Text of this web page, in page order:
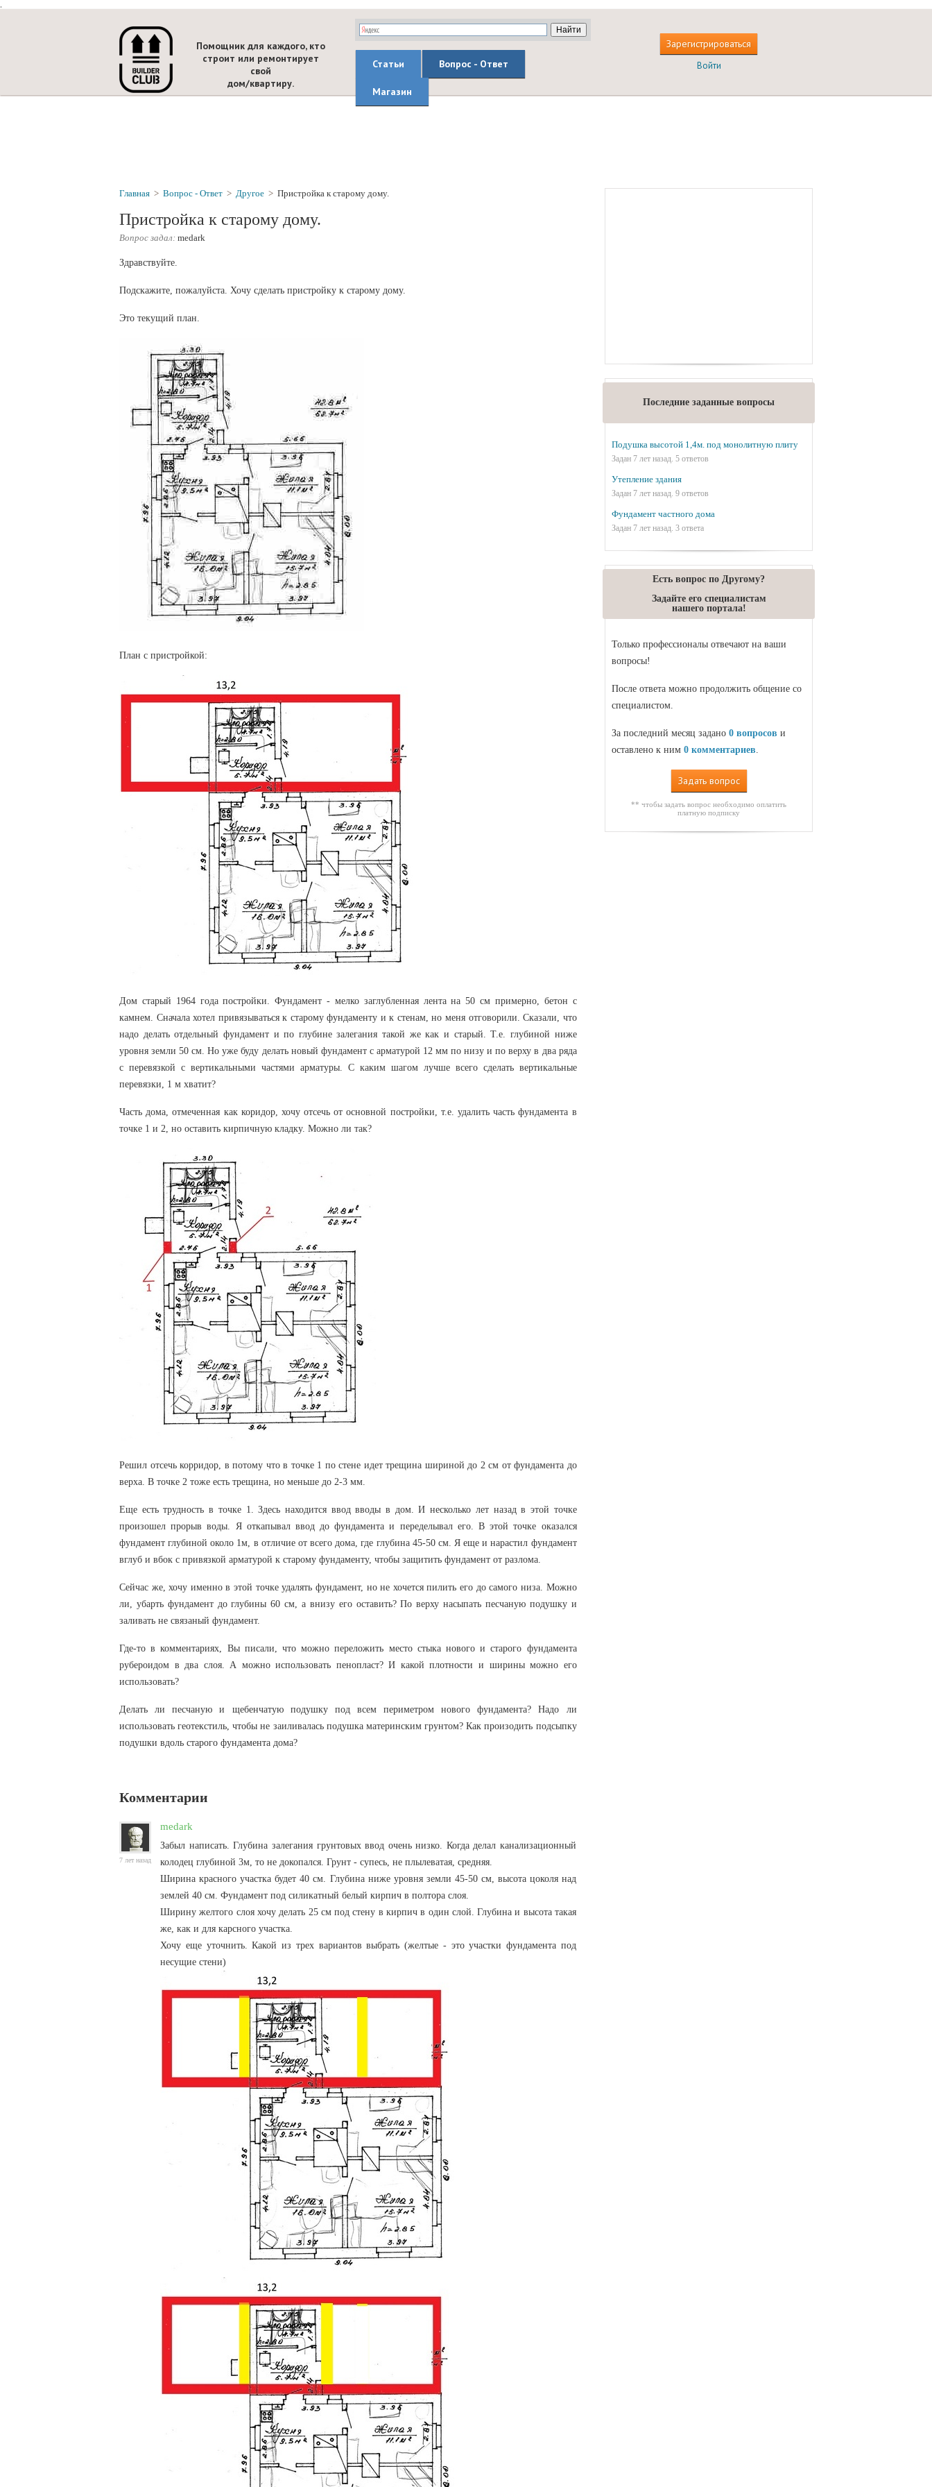
.
Зарегистрироваться
Войти
Помощник для каждого, кто
строит или ремонтирует
свой
дом/квартиру.
Статьи Вопрос - Ответ
Магазин
Последние заданные вопросы
Подушка высотой 1,4м. под монолитную плиту
Задан 7 лет назад. 5 ответов
Утепление здания
Задан 7 лет назад. 9 ответов
Фундамент частного дома
Задан 7 лет назад. 3 ответа
Есть вопрос по Другому?
Задайте его специалистам
нашего портала!
Только профессионалы отвечают на ваши
вопросы!
После ответа можно продолжить общение со
специалистом.
За последний месяц задано 0 вопросов и
оставлено к ним 0 комментариев
Задать вопрос
** чтобы задать вопрос необходимо оплатить
платную подписку
Главная > Вопрос - Ответ > Другое > Пристройка к старому дому.
Пристройка к старому дому.
Вопрос задал: medark
Здравствуйте.
Подскажите, пожалуйста. Хочу сделать пристройку к старому дому.
Это текущий план.
План с пристройкой:
Дом старый 1964 года постройки. Фундамент - мелко заглубленная лента на 50 см примерно, бетон с
камнем. Сначала хотел привязываться к старому фундаменту и к стенам, но меня отговорили. Сказали, что
надо делать отдельный фундамент и по глубине залегания такой же как и старый. Т.е. глубиной ниже
уровня земли 50 см. Но уже буду делать новый фундамент с арматурой 12 мм по низу и по верху в два ряда
с перевязкой с вертикальными частями арматуры. С каким шагом лучше всего сделать вертикальные
перевязки, 1 м хватит?
Часть дома, отмеченная как коридор, хочу отсечь от основной постройки, т.е. удалить часть фундамента в
точке 1 и 2, но оставить кирпичную кладку. Можно ли так?
Решил отсечь корридор, в потому что в точке 1 по стене идет трещина шириной до 2 см от фундамента до
верха. В точке 2 тоже есть трещина, но меньше до 2-3 мм.
Еще есть трудность в точке 1. Здесь находится ввод вводы в дом. И несколько лет назад в этой точке
произошел прорыв воды. Я откапывал ввод до фундамента и переделывал его. В этой точке оказался
фундамент глубиной около 1м, в отличие от всего дома, где глубина 45-50 см. Я еще и нарастил фундамент
вглуб и вбок с привязкой арматурой к старому фундаменту, чтобы защитить фундамент от разлома.
Сейчас же, хочу именно в этой точке удалять фундамент, но не хочется пилить его до самого низа. Можно
ли, убарть фундамент до глубины 60 см, а внизу его оставить? По верху насыпать песчаную подушку и
заливать не связаный фундамент.
Где-то в комментариях, Вы писали, что можно переложить место стыка нового и старого фундамента
рубероидом в два слоя. А можно использовать пенопласт? И какой плотности и ширины можно его
использовать?
Делать ли песчаную и щебенчатую подушку под всем периметром нового фундамента? Надо ли
использовать геотекстиль, чтобы не заиливалась подушка материнским грунтом? Как произодить подсыпку
подушки вдоль старого фундамента дома?
Комментарии
7 лет назад
medark
Забыл написать. Глубина залегания грунтовых ввод очень низко. Когда делал канализационный
колодец глубиной 3м, то не докопался. Грунт - супесь, не плылеватая, средняя.
Ширина красного участка будет 40 см. Глубина ниже уровня земли 45-50 см, высота цоколя над
землей 40 см. Фундамент под силикатный белый кирпич в полтора слоя.
Ширину желтого слоя хочу делать 25 см под стену в кирпич в один слой. Глубина и высота такая
же, как и для карсного участка.
Хочу еще уточнить. Какой из трех вариантов выбрать (желтые - это участки фундамента под
несущие стени)